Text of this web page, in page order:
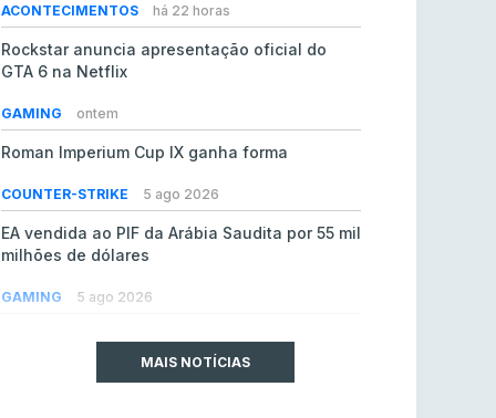
ACONTECIMENTOS há 22 horas
Rockstar anuncia apresentação oficial do
GTA 6 na Netflix
GAMING ontem
Roman Imperium Cup IX ganha forma
COUNTER-STRIKE 5 ago 2026
EA vendida ao PIF da Arábia Saudita por 55 mil
milhões de dólares
GAMING 5 ago 2026
MAIS NOTÍCIAS